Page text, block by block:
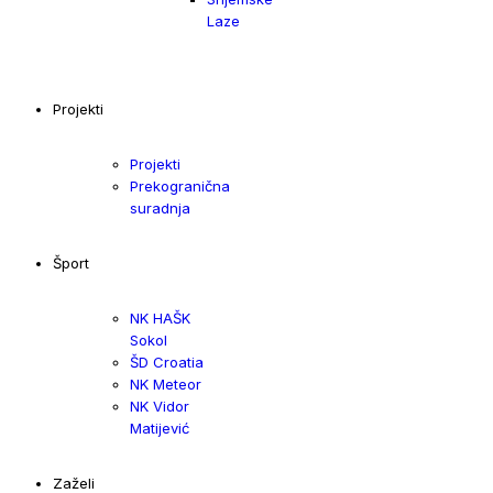
Laze
Projekti
Projekti
Prekogranična
suradnja
Šport
NK HAŠK
Sokol
ŠD Croatia
NK Meteor
NK Vidor
Matijević
Zaželi